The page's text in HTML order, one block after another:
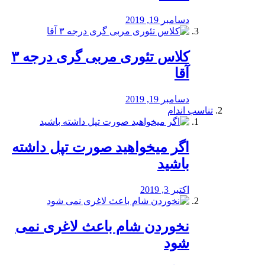
دسامبر 19, 2019
کلاس تئوری مربی گری درجه ۳
آقا
دسامبر 19, 2019
تناسب اندام
اگر میخواهید صورت تپل داشته
باشید
اکتبر 3, 2019
نخوردن شام باعث لاغری نمی
‌شود